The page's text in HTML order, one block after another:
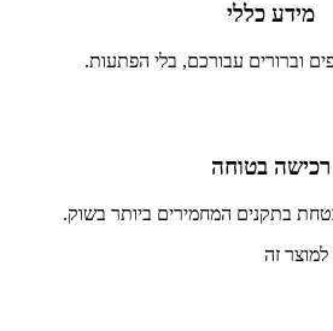
מידע כללי
וברורים עבורכם, בלי הפתעות.
רכישה בטוחה
בתקנים המחמירים ביותר בשוק.
זה